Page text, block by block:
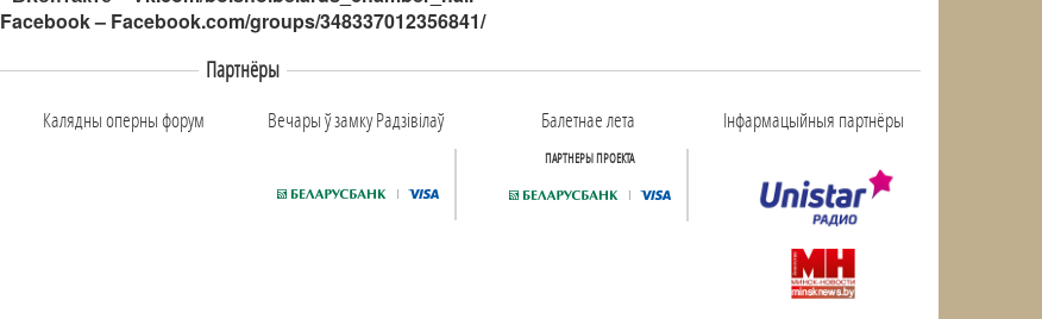
Facebook – Facebook.com/groups/348337012356841/
Партнёры
Калядны оперны форум Вечары ў замку Радзiвiлаў Балетнае лета
ПАРТНЕРЫ ПРОЕКТА
Інфармацыйныя партнёры